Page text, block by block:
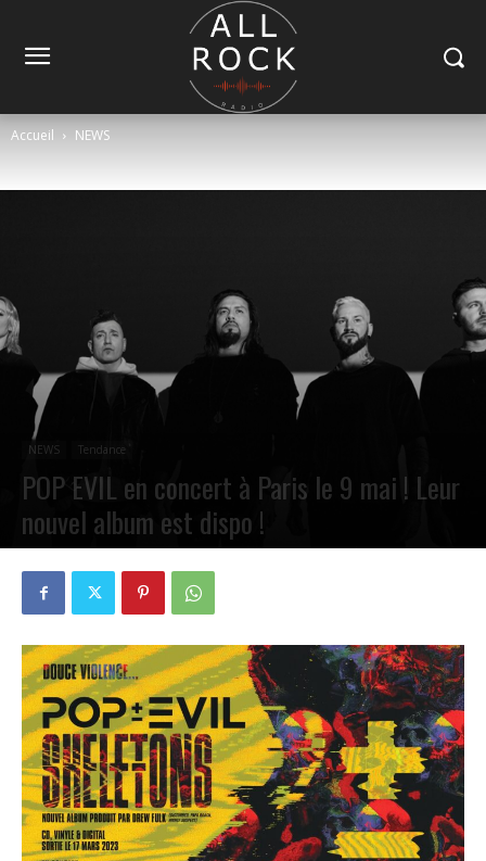
Accueil NEWS
NEWS Tendance
POP EVIL en concert à Paris le 9 mai ! Leur
nouvel album est dispo !